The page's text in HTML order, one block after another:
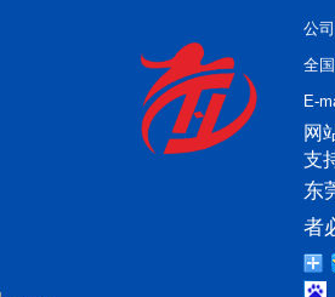
公
全
E-
网
支
东
者